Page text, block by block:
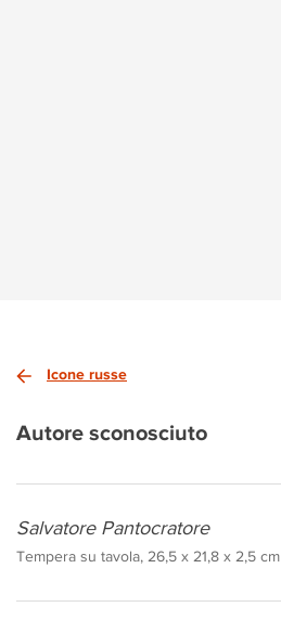
Icone russe
Autore sconosciuto
Salvatore Pantocratore
Tempera su tavola, 26,5 x 21,8 x 2,5 cm